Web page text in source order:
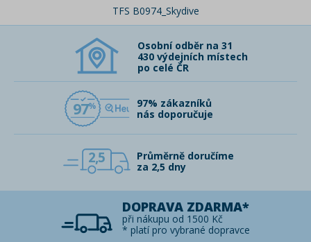
TFS B0974_Skydive
Osobní odběr na 31
430 výdejních místech
po celé ČR
97
97% zákazníků
nás doporučuje
2,5
Průměrně doručíme
za 2,5 dny
DOPRAVA ZDARMA*
při nákupu od 1500 Kč
* platí pro vybrané dopravce